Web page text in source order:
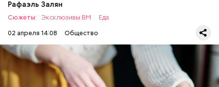
Рафаэль Залян
Сюжеты: Эксклюзивы ВМ
Еда
02 апреля 14:08
Общество